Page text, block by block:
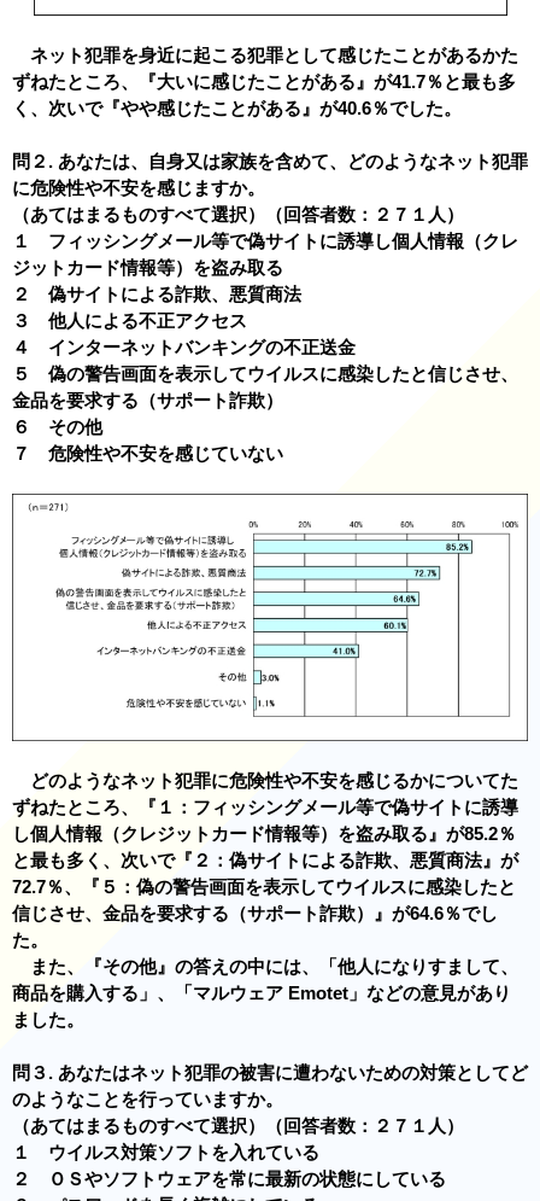
ネット犯罪を身近に起こる犯罪として感じたことがあるかた
ずねたところ、『大いに感じたことがある』が41.7％と最も多
く、次いで『やや感じたことがある』が40.6％でした。
問２. あなたは、自身又は家族を含めて、どのようなネット犯罪
に危険性や不安を感じますか。
（あてはまるものすべて選択）（回答者数：２７１人）
１ フィッシングメール等で偽サイトに誘導し個人情報（クレ
ジットカード情報等）を盗み取る
２ 偽サイトによる詐欺、悪質商法
３ 他人による不正アクセス
４ インターネットバンキングの不正送金
５ 偽の警告画面を表示してウイルスに感染したと信じさせ、
金品を要求する（サポート詐欺）
６ その他
７ 危険性や不安を感じていない
どのようなネット犯罪に危険性や不安を感じるかについてた
ずねたところ、『１：フィッシングメール等で偽サイトに誘導
し個人情報（クレジットカード情報等）を盗み取る』が85.2％
と最も多く、次いで『２：偽サイトによる詐欺、悪質商法』が
72.7％、『５：偽の警告画面を表示してウイルスに感染したと
信じさせ、金品を要求する（サポート詐欺）』が64.6％でし
た。
また、『その他』の答えの中には、「他人になりすまして、
商品を購入する」、「マルウェア Emotet」などの意見があり
ました。
問３. あなたはネット犯罪の被害に遭わないための対策としてど
のようなことを行っていますか。
（あてはまるものすべて選択）（回答者数：２７１人）
１ ウイルス対策ソフトを入れている
２ ＯＳやソフトウェアを常に最新の状態にしている